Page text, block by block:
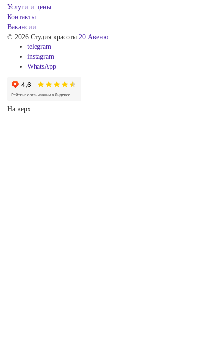
Услуги и цены
Контакты
Вакансии
© 2026 Студия красоты 20 Авеню
telegram
instagram
WhatsApp
На верх